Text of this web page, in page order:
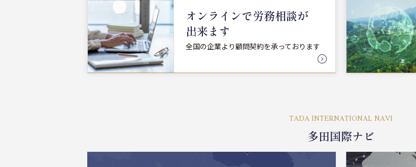
オンラインで労務相談が
出来ます
全国の企業より顧問契約を承っております
TADA INTERNATIONAL NAVI
多田国際ナビ